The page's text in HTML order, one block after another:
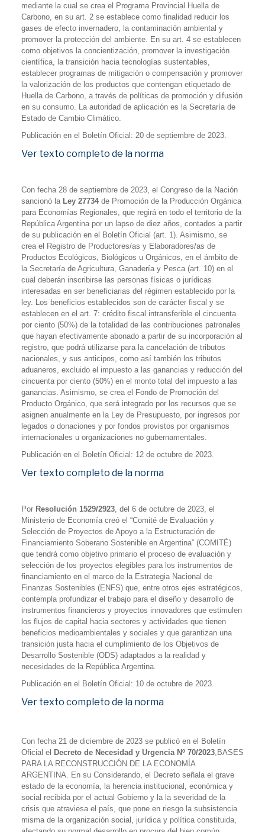
mediante la cual se crea el Programa Provincial Huella de
Carbono, en su art. 2 se establece como finalidad reducir los
gases de efecto invernadero, la contaminación ambiental y
promover la protección del ambiente. En su art. 4 se establecen
como objetivos la concientización, promover la investigación
científica, la transición hacia tecnologías sustentables,
establecer programas de mitigación o compensación y promover
la valorización de los productos que contengan etiquetado de
Huella de Carbono, a través de políticas de promoción y difusión
en su consumo. La autoridad de aplicación es la Secretaría de
Estado de Cambio Climático.
Publicación en el Boletín Oficial: 20 de septiembre de 2023.
Ver texto completo de la norma
Con fecha 28 de septiembre de 2023, el Congreso de la Nación
sancionó la Ley 27734 de Promoción de la Producción Orgánica
para Economías Regionales, que regirá en todo el territorio de la
República Argentina por un lapso de diez años, contados a partir
de su publicación en el Boletín Oficial (art. 1). Asimismo, se
crea el Registro de Productores/as y Elaboradores/as de
Productos Ecológicos, Biológicos u Orgánicos, en el ámbito de
la Secretaría de Agricultura, Ganadería y Pesca (art. 10) en el
cual deberán inscribirse las personas físicas o jurídicas
interesadas en ser beneficiarias del régimen establecido por la
ley. Los beneficios establecidos son de carácter fiscal y se
establecen en el art. 7: crédito fiscal intransferible el cincuenta
por ciento (50%) de la totalidad de las contribuciones patronales
que hayan efectivamente abonado a partir de su incorporación al
registro, que podrá utilizarse para la cancelación de tributos
nacionales, y sus anticipos, como así también los tributos
aduaneros, excluido el impuesto a las ganancias y reducción del
cincuenta por ciento (50%) en el monto total del impuesto a las
ganancias. Asimismo, se crea el Fondo de Promoción del
Producto Orgánico, que será integrado por los recursos que se
asignen anualmente en la Ley de Presupuesto, por ingresos por
legados o donaciones y por fondos provistos por organismos
internacionales u organizaciones no gubernamentales.
Publicación en el Boletín Oficial: 12 de octubre de 2023.
Ver texto completo de la norma
Por Resolución 1529/2923 , del 6 de octubre de 2023, el
Ministerio de Economía creó el “Comité de Evaluación y
Selección de Proyectos de Apoyo a la Estructuración de
Financiamiento Soberano Sostenible en Argentina” (COMITÉ)
que tendrá como objetivo primario el proceso de evaluación y
selección de los proyectos elegibles para los instrumentos de
financiamiento en el marco de la Estrategia Nacional de
Finanzas Sostenibles (ENFS) que, entre otros ejes estratégicos,
contempla profundizar el trabajo para el diseño y desarrollo de
instrumentos financieros y proyectos innovadores que estimulen
los flujos de capital hacia sectores y actividades que tienen
beneficios medioambientales y sociales y que garantizan una
transición justa hacia el cumplimiento de los Objetivos de
Desarrollo Sostenible (ODS) adaptados a la realidad y
necesidades de la República Argentina.
Publicación en el Boletín Oficial: 10 de octubre de 2023.
Ver texto completo de la norma
Con fecha 21 de diciembre de 2023 se publicó en el Boletín
Oficial el Decreto de Necesidad y Urgencia Nº 70/2023 ,BASES
PARA LA RECONSTRUCCIÓN DE LA ECONOMÍA
ARGENTINA. En su Considerando, el Decreto señala el grave
estado de la economía, la herencia institucional, económica y
social recibida por el actual Gobierno y la la severidad de la
crisis que atraviesa el país, que pone en riesgo la subsistencia
misma de la organización social, jurídica y política constituida,